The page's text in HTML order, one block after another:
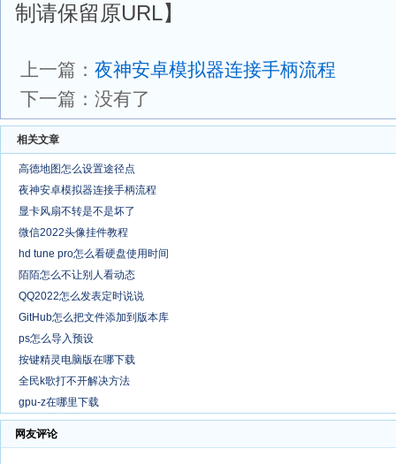
制请保留原URL】
上一篇：夜神安卓模拟器连接手柄流程
下一篇：没有了
相关文章
高德地图怎么设置途径点
夜神安卓模拟器连接手柄流程
显卡风扇不转是不是坏了
微信2022头像挂件教程
hd tune pro怎么看硬盘使用时间
陌陌怎么不让别人看动态
QQ2022怎么发表定时说说
GitHub怎么把文件添加到版本库
ps怎么导入预设
按键精灵电脑版在哪下载
全民k歌打不开解决方法
gpu-z在哪里下载
网友评论